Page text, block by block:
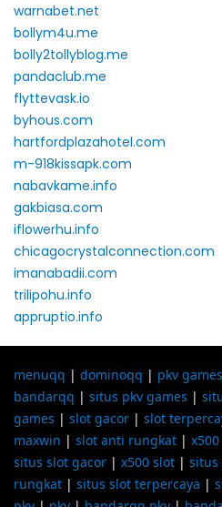
warnabet.net
bollym4u.me
bolly2tollyblog.me
pandaclub.me
flyttevask.io
byhous.com
hartfordplazahotel.com
m-918kissapk.com
nabavkame.info
gakbiasa.com
iflowerhu.info
chicagocrystalconnection.com
imanabadii.com
trilipohu.info
appruptio.info
menuqq | dominoqq | pkv
bandarqq | situs pkv games |
games | slot gacor | slot
maxwin | slot anti rungkat |
situs slot gacor | x500 slot | situs
rungkat | situs slot terpercaya |